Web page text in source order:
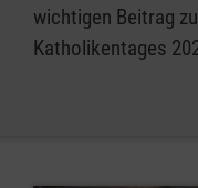
wichtigen Beitrag
Katholikentages